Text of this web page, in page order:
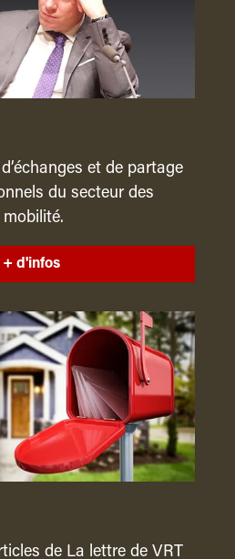
et de partage
du secteur des
+ d'infos
de La lettre de VRT